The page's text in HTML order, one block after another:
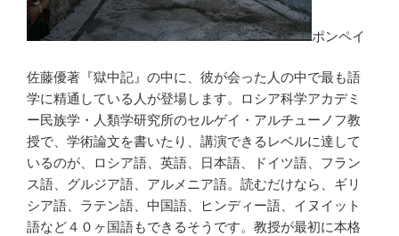
ポンペイ
佐藤優著『獄中記』の中に、彼が会った人の中で最も語
学に精通している人が登場します。ロシア科学アカデミ
ー民族学・人類学研究所のセルゲイ・アルチューノフ教
授で、学術論文を書いたり、講演できるレベルに達して
いるのが、ロシア語、英語、日本語、ドイツ語、フラン
ス語、グルジア語、アルメニア語。読むだけなら、ギリ
シア語、ラテン語、中国語、ヒンディー語、イヌイット
語など４０ヶ国語もできるそうです。教授が最初に本格